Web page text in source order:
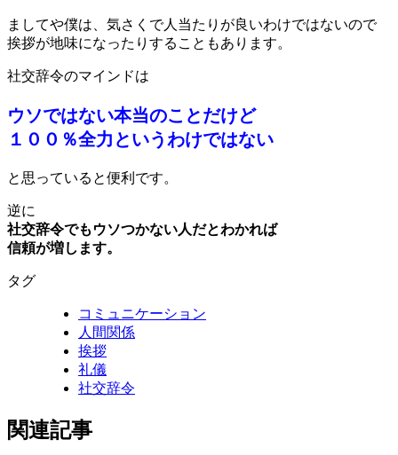
ましてや僕は、気さくで人当たりが良いわけではないので
挨拶が地味になったりすることもあります。
社交辞令のマインドは
ウソではない本当のことだけど
１００％全力というわけではない
と思っていると便利です。
逆に
社交辞令でもウソつかない人だとわかれば
信頼が増します。
タグ
コミュニケーション
人間関係
挨拶
礼儀
社交辞令
関連記事